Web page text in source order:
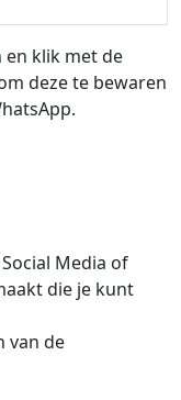
en klik met de
deze te bewaren
Media of
die je kunt
van de